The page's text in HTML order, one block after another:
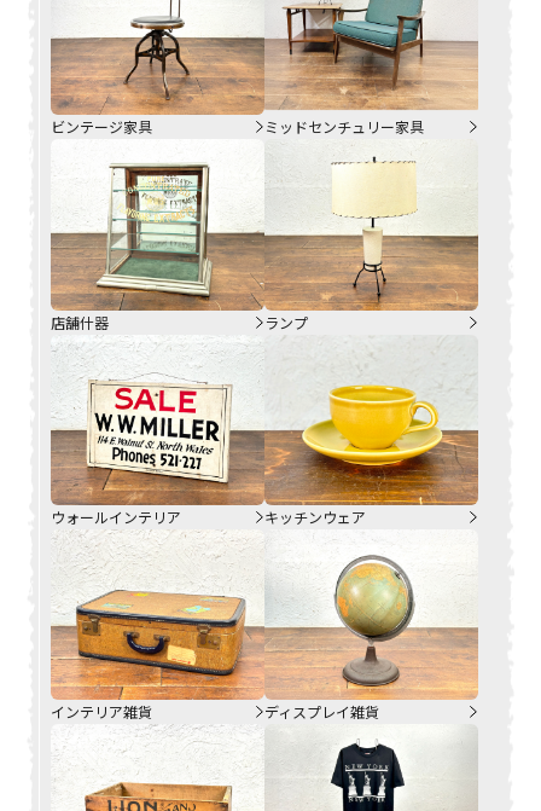
ビンテージ家具 ミッドセンチュリー家具
店舗什器 ランプ
ウォールインテリア キッチンウェア
インテリア雑貨 ディスプレイ雑貨